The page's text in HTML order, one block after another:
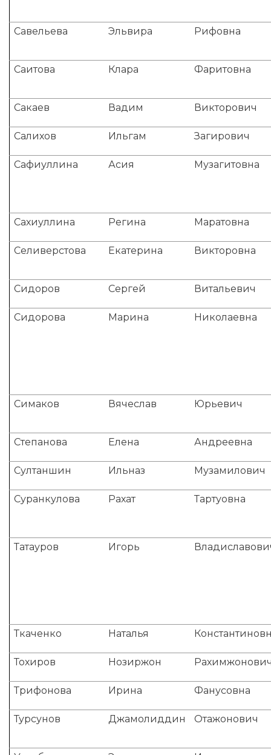
Савельева Эльвира Рифовна
Саитова Клара Фаритовна
Сакаев Вадим Викторович
Салихов Ильгам Загирович
Сафиуллина Асия Музагитовна
Сахиуллина Регина Маратовна
Селиверстова Екатерина Викторовна
Сидоров Сергей Витальевич
Сидорова Марина Николаевна
Симаков Вячеслав Юрьевич
Степанова Елена Андреевна
Султаншин Ильназ Музамилович
Суранкулова Рахат Тартуовна
Татауров Игорь
Ткаченко Наталья
Тохиров Нозиржон
Трифонова Ирина Фанусовна
Турсунов Джамолиддин Отажонович